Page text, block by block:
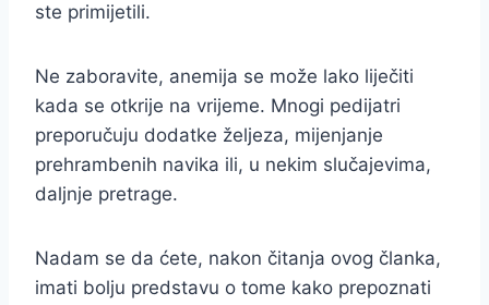
ste primijetili.
Ne zaboravite, anemija se može lako liječiti
kada se otkrije na vrijeme. Mnogi pedijatri
preporučuju dodatke željeza, mijenjanje
prehrambenih navika ili, u nekim slučajevima,
daljnje pretrage.
Nadam se da ćete, nakon čitanja ovog članka,
imati bolju predstavu o tome kako prepoznati